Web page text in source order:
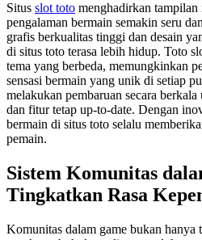
Situs slot toto menghadirkan
pengalaman bermain semakin seru
grafis berkualitas tinggi dan desain
di situs toto terasa lebih hidup. Toto
tema yang berbeda, memungkinkan
sensasi bermain yang unik di setiap
melakukan pembaruan secara
dan fitur tetap up-to-date. Dengan
bermain di situs toto selalu
pemain.
Sistem Komunitas
Tingkatkan Rasa
Komunitas dalam game bukan hanya